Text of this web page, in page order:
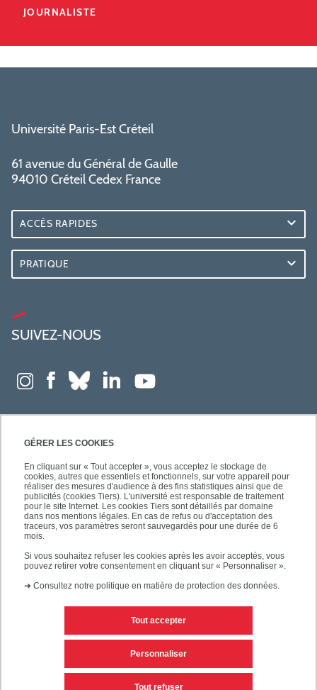
GÉRER LES COOKIES
En cliquant sur « Tout accepter », vous acceptez le stockage de
cookies, autres que essentiels et fonctionnels, sur votre appareil pour
réaliser des mesures d'audience à des fins statistiques ainsi que de
publicités (cookies Tiers). L'université est responsable de traitement
pour le site Internet. Les cookies Tiers sont détaillés par domaine
dans nos mentions légales. En cas de refus ou d'acceptation des
traceurs, vos paramètres seront sauvegardés pour une durée de 6
mois.
Si vous souhaitez refuser les cookies après les avoir acceptés, vous
pouvez retirer votre consentement en cliquant sur « Personnaliser ».
➜ Consultez notre politique en matière de protection des données.
Tout accepter
Tout refuser
Personnaliser
JOURNALISTE
Université Paris-Est Créteil
61 avenue du Général de Gaulle
94010 Créteil Cedex France
ACCÈS RAPIDES
PRATIQUE
SUIVEZ-NOUS
Mentions légales
Personnaliser les cookies Plan du site